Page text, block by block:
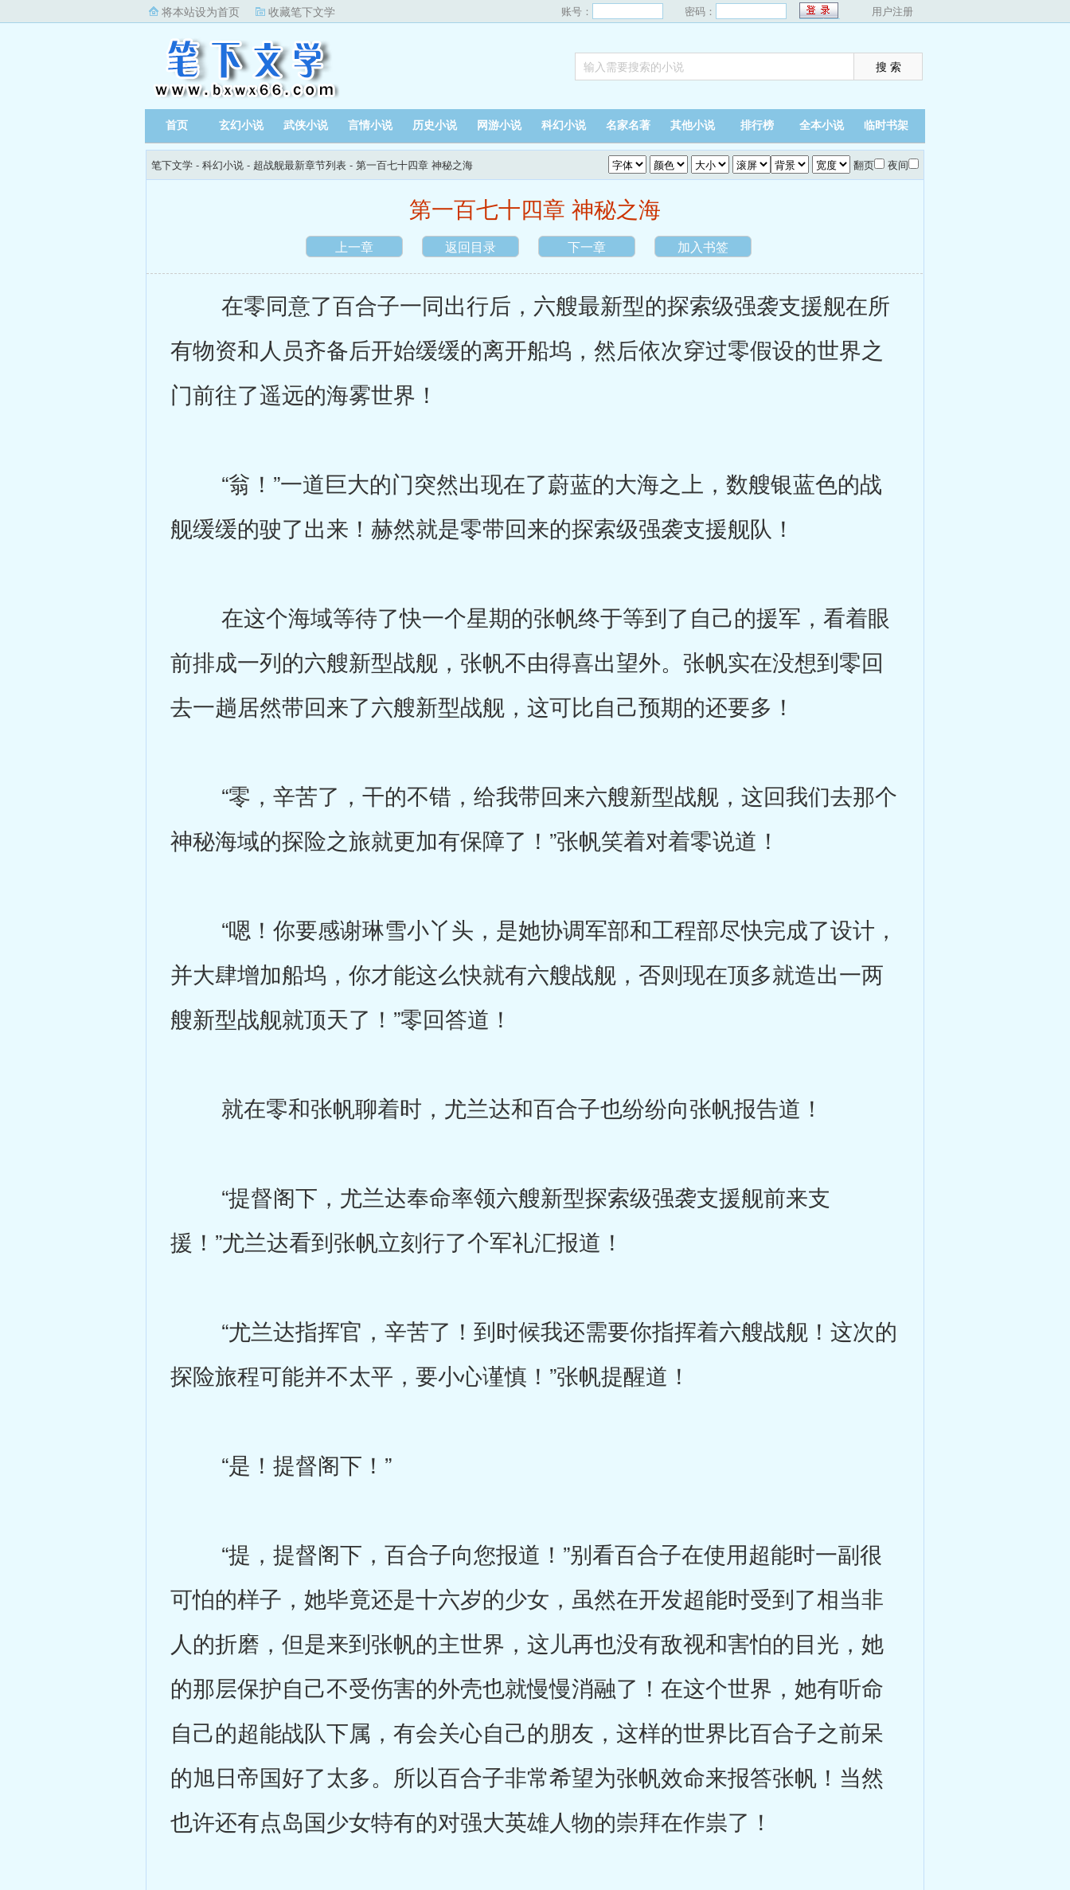
将本站设为首页 收藏笔下文学 账号： 密码： 用户注册
首页 玄幻小说 武侠小说 言情小说 历史小说 网游小说 科幻小说 名家名著 其他小说 排行榜 全本小说 临时书架
笔下文学 - 科幻小说 - 超战舰最新章节列表 - 第一百七十四章 神秘之海 翻页 夜间
第一百七十四章 神秘之海
上一章 返回目录 下一章 加入书签
在零同意了百合子一同出行后，六艘最新型的探索级强袭支援舰在所
有物资和人员齐备后开始缓缓的离开船坞，然后依次穿过零假设的世界之
门前往了遥远的海雾世界！
“翁！”一道巨大的门突然出现在了蔚蓝的大海之上，数艘银蓝色的战
舰缓缓的驶了出来！赫然就是零带回来的探索级强袭支援舰队！
在这个海域等待了快一个星期的张帆终于等到了自己的援军，看着眼
前排成一列的六艘新型战舰，张帆不由得喜出望外。张帆实在没想到零回
去一趟居然带回来了六艘新型战舰，这可比自己预期的还要多！
“零，辛苦了，干的不错，给我带回来六艘新型战舰，这回我们去那个
神秘海域的探险之旅就更加有保障了！”张帆笑着对着零说道！
“嗯！你要感谢琳雪小丫头，是她协调军部和工程部尽快完成了设计，
并大肆增加船坞，你才能这么快就有六艘战舰，否则现在顶多就造出一两
艘新型战舰就顶天了！”零回答道！
就在零和张帆聊着时，尤兰达和百合子也纷纷向张帆报告道！
“提督阁下，尤兰达奉命率领六艘新型探索级强袭支援舰前来支
援！”尤兰达看到张帆立刻行了个军礼汇报道！
“尤兰达指挥官，辛苦了！到时候我还需要你指挥着六艘战舰！这次的
探险旅程可能并不太平，要小心谨慎！”张帆提醒道！
“是！提督阁下！”
“提，提督阁下，百合子向您报道！”别看百合子在使用超能时一副很
可怕的样子，她毕竟还是十六岁的少女，虽然在开发超能时受到了相当非
人的折磨，但是来到张帆的主世界，这儿再也没有敌视和害怕的目光，她
的那层保护自己不受伤害的外壳也就慢慢消融了！在这个世界，她有听命
自己的超能战队下属，有会关心自己的朋友，这样的世界比百合子之前呆
的旭日帝国好了太多。所以百合子非常希望为张帆效命来报答张帆！当然
也许还有点岛国少女特有的对强大英雄人物的崇拜在作祟了！